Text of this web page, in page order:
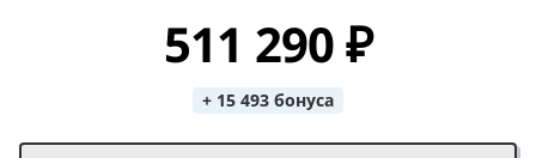
511 290 ₽
+ 15 493 бонуса